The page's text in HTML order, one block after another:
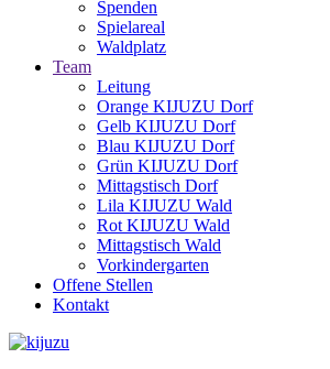
Spenden
Spielareal
Waldplatz
Team
Leitung
Orange KIJUZU Dorf
Gelb KIJUZU Dorf
Blau KIJUZU Dorf
Grün KIJUZU Dorf
Mittagstisch Dorf
Lila KIJUZU Wald
Rot KIJUZU Wald
Mittagstisch Wald
Vorkindergarten
Offene Stellen
Kontakt